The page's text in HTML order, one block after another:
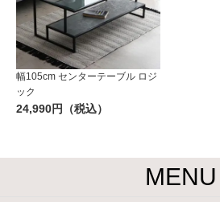
幅105cm センターテーブル ロジ
ック
24,990円（税込）
MENU